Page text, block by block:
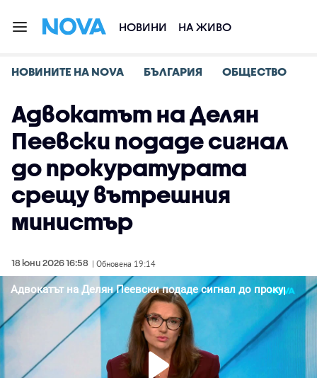
НОВИНИ НА ЖИВО
НОВИНИТЕ НА NOVA БЪЛГАРИЯ ОБЩЕСТВО
Адвокатът на Делян
Пеевски подаде сигнал
до прокуратурата
срещу вътрешния
министър
18 юни 2026 16:58 | Обновена 19:14